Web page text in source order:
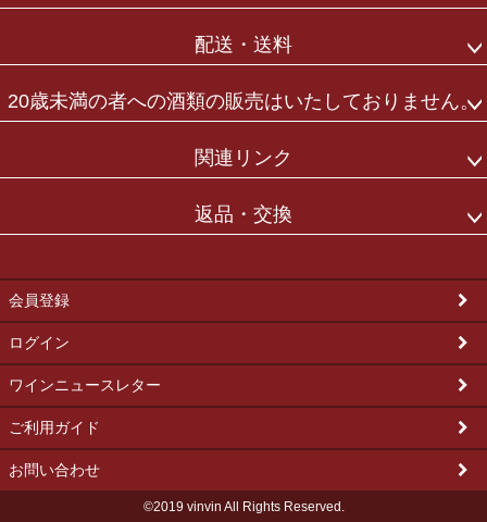
配送・送料
20歳未満の者への酒類の販売はいたしておりません。
関連リンク
返品・交換
会員登録
ログイン
ワインニュースレター
ご利用ガイド
お問い合わせ
©2019 vinvin All Rights Reserved.